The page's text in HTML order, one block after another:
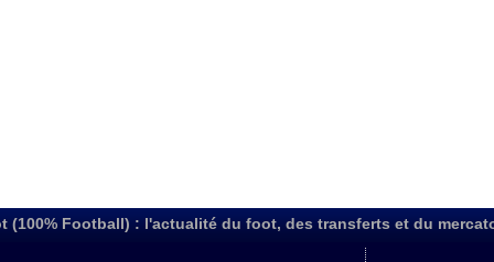
(100% Football) : l'actualité du foot, des transferts et du